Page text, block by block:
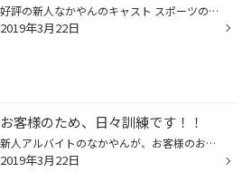
好評の新人なかやんのキャスト スポーツのお気に入りポイント 紹介のコーナー！！まず初めに！次世代のスタンダードとして、人気のレオニス！！ そして、16インチのレオニス！！もちろんポイントはBK/SC（RD）のカラー (*´▽｀*) 車のレッドとマッチした、ワンポイントのレッドが、かっこいいいですな。
2019年3月22日
お客様のため、日々訓練です！！
新人アルバイトのなかやんが、お客様のお車の作業に取り組むために、 毎日、自分の車で練習中です！写真には写っていませんが、怖い顔(*´Д｀)を した店長が、ストップウォッチ片手に、チェックしています。 いつ店長のOKが貰えるのでしょう・・・(；ﾟДﾟ) かんばれ、なかやん・・・('◇')ゞ
2019年3月22日